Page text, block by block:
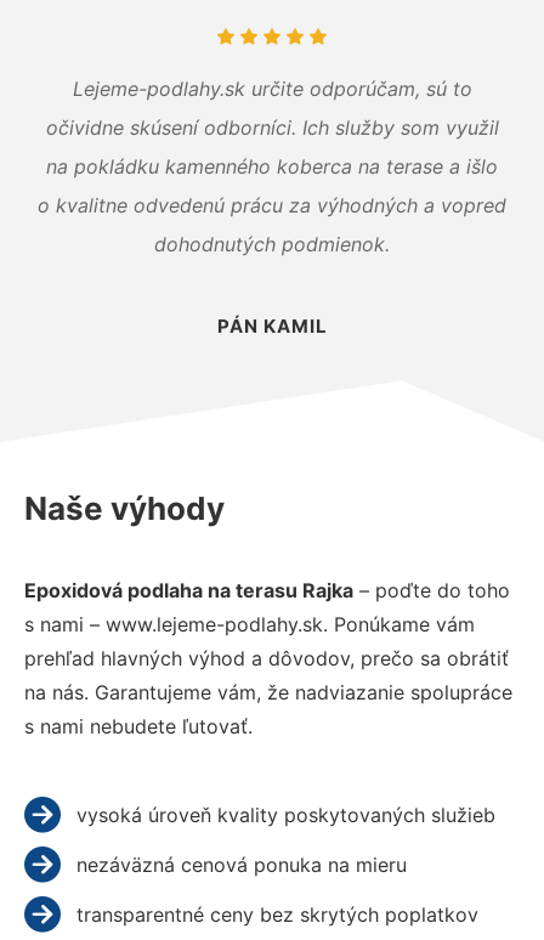
Lejeme-podlahy.sk určite odporúčam, sú to
očividne skúsení odborníci. Ich služby som využil
na pokládku kamenného koberca na terase a išlo
o kvalitne odvedenú prácu za výhodných a vopred
dohodnutých podmienok.
PÁN KAMIL
Naše výhody
Epoxidová podlaha na terasu Rajka – poďte do toho
s nami – www.lejeme-podlahy.sk. Ponúkame vám
prehľad hlavných výhod a dôvodov, prečo sa obrátiť
na nás. Garantujeme vám, že nadviazanie spolupráce
s nami nebudete ľutovať.
vysoká úroveň kvality poskytovaných služieb
nezáväzná cenová ponuka na mieru
transparentné ceny bez skrytých poplatkov